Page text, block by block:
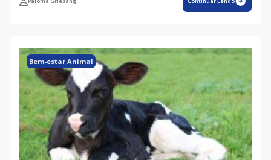
Bem-estar Animal